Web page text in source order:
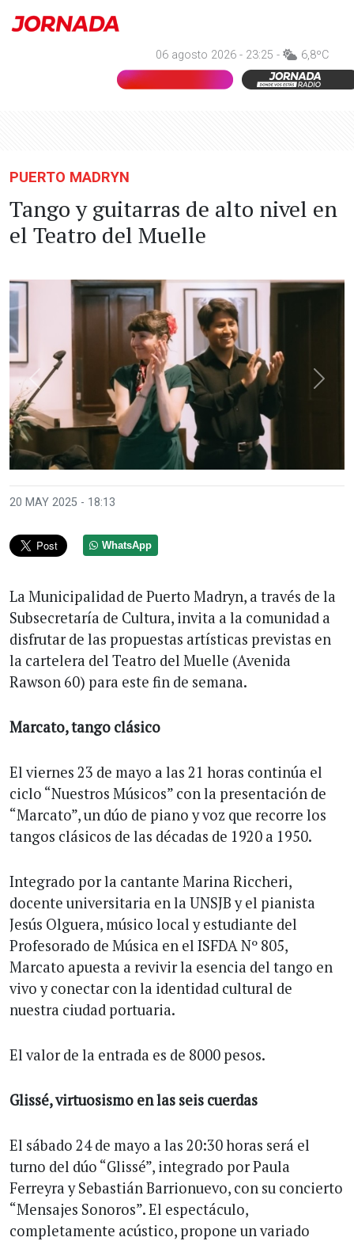
06 agosto 2026 - 23:25 - 6,8ºC
PUERTO MADRYN
Tango y guitarras de alto nivel en
el Teatro del Muelle
Anterior
20 MAY 2025 - 18:13
WhatsApp
La Municipalidad de Puerto Madryn, a través de la
Subsecretaría de Cultura, invita a la comunidad a
disfrutar de las propuestas artísticas previstas en
la cartelera del Teatro del Muelle (Avenida
Rawson 60) para este fin de semana.
Marcato, tango clásico
El viernes 23 de mayo a las 21 horas continúa el
ciclo “Nuestros Músicos” con la presentación de
“Marcato”, un dúo de piano y voz que recorre los
tangos clásicos de las décadas de 1920 a 1950.
Integrado por la cantante Marina Riccheri,
docente universitaria en la UNSJB y el pianista
Jesús Olguera, músico local y estudiante del
Profesorado de Música en el ISFDA Nº 805,
Marcato apuesta a revivir la esencia del tango en
vivo y conectar con la identidad cultural de
nuestra ciudad portuaria.
El valor de la entrada es de 8000 pesos.
Glissé, virtuosismo en las seis cuerdas
El sábado 24 de mayo a las 20:30 horas será el
turno del dúo “Glissé”, integrado por Paula
Ferreyra y Sebastián Barrionuevo, con su concierto
“Mensajes Sonoros”. El espectáculo,
completamente acústico, propone un variado